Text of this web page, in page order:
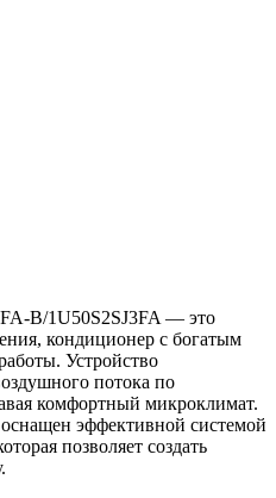
B/1U50S2SJ3FA — это
кондиционер с богатым
Устройство
потока по
комфортный микроклимат.
эффективной системой
позволяет создать